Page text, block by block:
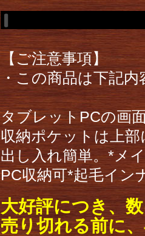
【ご注意事項】
・この商品は下記
タブレットPCの画
収納ポケットは上
出し入れ簡単。*メ
PC収納可*起毛イン
大好評につき、
売り切れる前に